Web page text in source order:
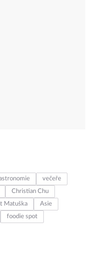
večeře
Christian Chu
Matuška
Asie
foodie spot